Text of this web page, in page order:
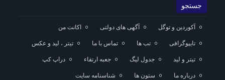
آکوردین و توگل آگهی های دولتی اکانت من
تایپوگرافی تب ها تماس با ما تیتر ، لید و عکس
تیتر و لید جدول لیگ جعبه ارتقاء دراپ کپ
درباره ما ستون ها شناسنامه سایت